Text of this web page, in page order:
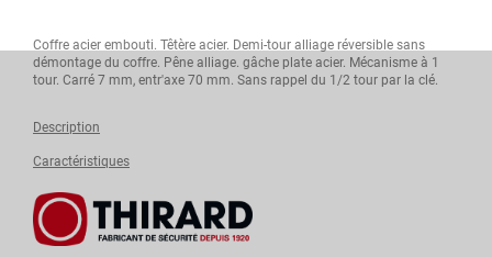
Coffre acier embouti. Têtère acier. Demi-tour alliage réversible sans
démontage du coffre. Pêne alliage. gâche plate acier. Mécanisme à 1
tour. Carré 7 mm, entr'axe 70 mm. Sans rappel du 1/2 tour par la clé.
Description
Caractéristiques